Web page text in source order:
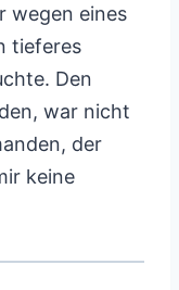
wegen eines
tieferes
Den
war nicht
der
keine